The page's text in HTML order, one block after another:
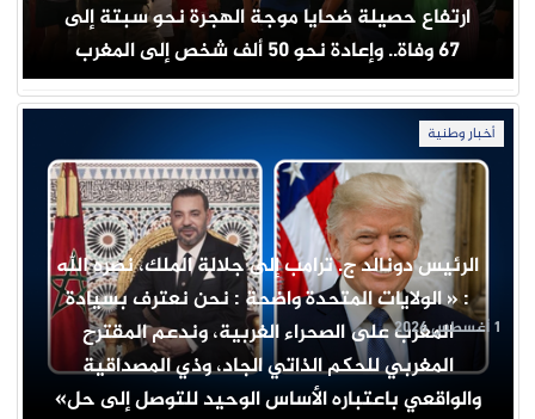
ارتفاع حصيلة ضحايا موجة الهجرة نحو سبتة إلى
67 وفاة.. وإعادة نحو 50 ألف شخص إلى المغرب
أخبار وطنية
الرئيس دونالد ج. ترامب إلى جلالة الملك، نصره الله
: « الولايات المتحدة واضحة : نحن نعترف بسيادة
المغرب على الصحراء الغربية، وندعم المقترح
المغربي للحكم الذاتي الجاد، وذي المصداقية
والواقعي باعتباره الأساس الوحيد للتوصل إلى حل»
1 أغسطس 2026